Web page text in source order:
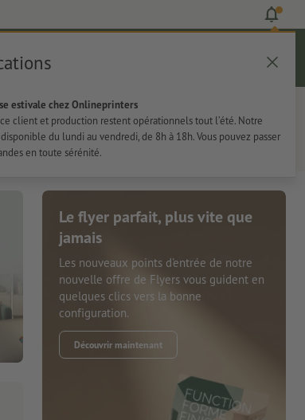
estivale chez Onlineprinters
client et production restent opérationnels tout l’été. Notre
du lundi au vendredi, de 8h à 18h. Vous pouvez passer
en toute sérénité.
Panier
Autocollants
Le flyer parfait, plus vite que
jamais
Les nouveaux points d'entrée de notre
nouvelle offre de Flyers vous guident en
quelques clics vers la bonne
configuration.
Découvrir maintenant